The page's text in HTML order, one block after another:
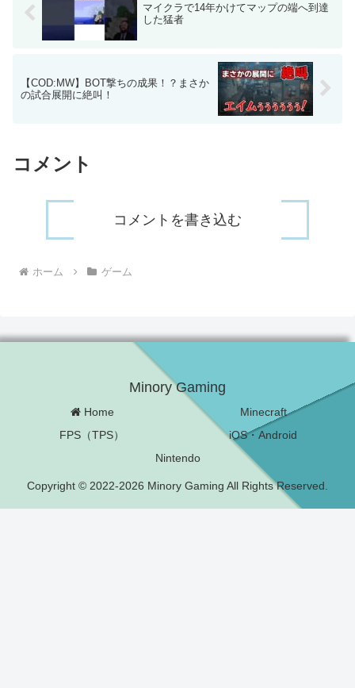
マイクラで14年かけてマップの端へ到達
した猛者
【COD:MW】BOT撃ちの成果！？まさか
の試合展開に絶叫！
コメント
コメントを書き込む
ホーム ゲーム
Minory Gaming
Home
Minecraft
FPS（TPS）
iOS・Android
Nintendo
Copyright © 2022-2026 Minory Gaming All Rights Reserved.